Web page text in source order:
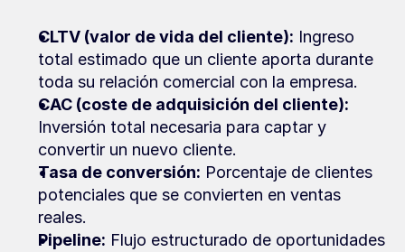
CLTV (valor de vida del cliente): Ingreso
total estimado que un cliente aporta durante
toda su relación comercial con la empresa.
CAC (coste de adquisición del cliente):
Inversión total necesaria para captar y
convertir un nuevo cliente.
Tasa de conversión: Porcentaje de clientes
potenciales que se convierten en ventas
reales.
Pipeline: Flujo estructurado de oportunidades